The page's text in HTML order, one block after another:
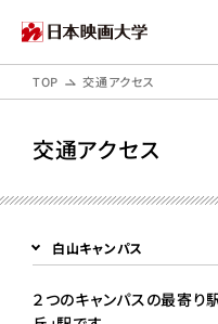
TOP 交通アクセス
交通アクセス
白山キャンパス
２つのキャンパスの最寄り